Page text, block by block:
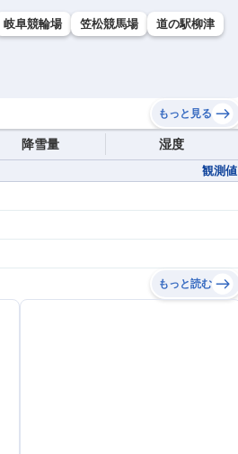
岐阜競輪場 笠松競馬場
道の駅柳津
もっと見る
降雪量 湿度
観測値
もっと読む